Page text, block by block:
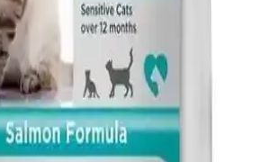
Kedi Maması 85 g, yetişkin steril
üriner sistem sağlığını destekler, idrar
kiloyu korumayı amaçlar. Et odaklı tat
dengeli beslenme sunar.
dengeli büyümeyi destekleyen
premium içerik uyumu